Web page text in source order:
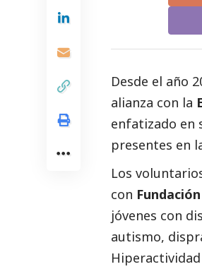
Desde el año
alianza con la
enfatizado en
presentes en
Los
con
jóvenes con
autismo,